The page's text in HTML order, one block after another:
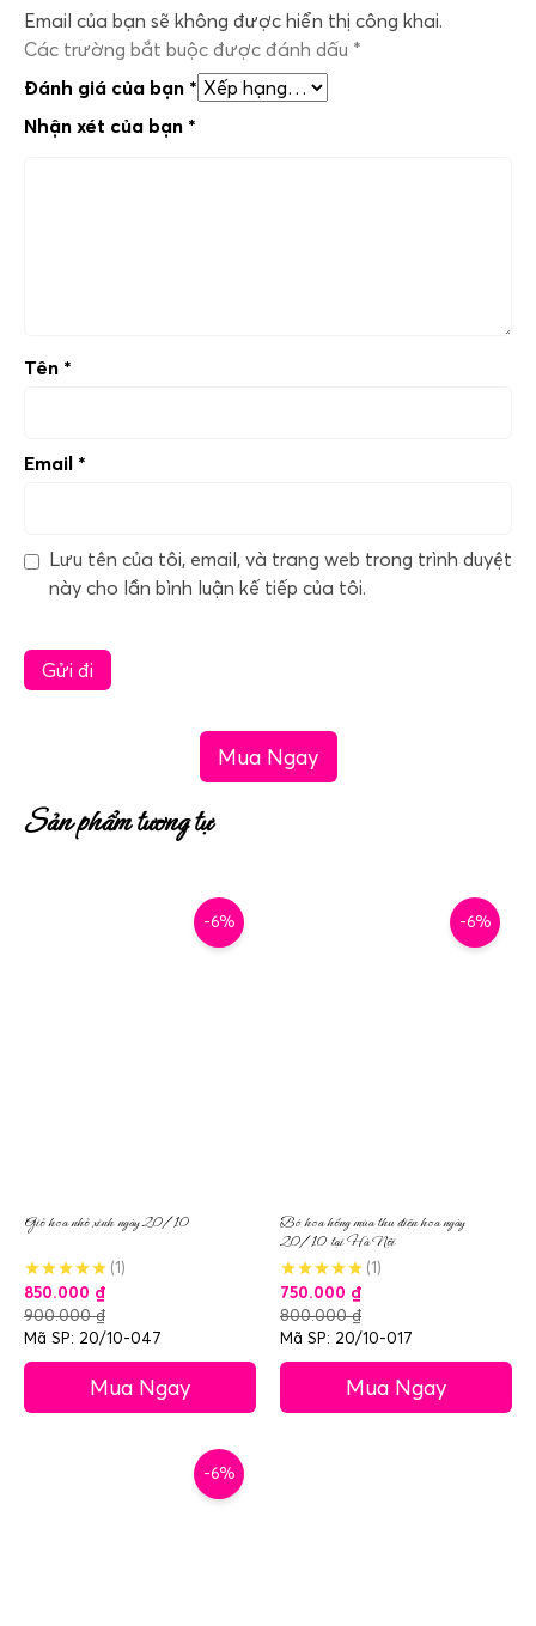
Email của bạn sẽ không được hiển thị công khai.
Các trường bắt buộc được đánh dấu *
Đánh giá của bạn *
Nhận xét của bạn *
Tên *
Email *
Lưu tên của tôi, email, và trang web trong trình duyệt
này cho lần bình luận kế tiếp của tôi.
Mua Ngay
Sản phẩm tương tự
-6%
Giỏ hoa nhỏ xinh ngày 20/10
(1)
850.000 ₫
900.000₫
Mã SP: 20/10-047
Mua Ngay
-6%
Bó hoa hồng mùa thu điện hoa ngày
20/10 tại Hà Nội
(1)
750.000 ₫
800.000₫
Mã SP: 20/10-017
Mua Ngay
-6%